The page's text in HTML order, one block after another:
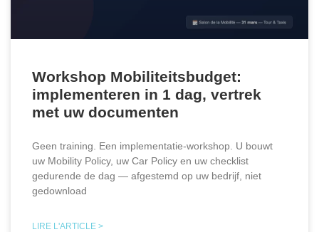
Workshop Mobiliteitsbudget:
implementeren in 1 dag, vertrek
met uw documenten
Geen training. Een implementatie-workshop. U bouwt
uw Mobility Policy, uw Car Policy en uw checklist
gedurende de dag — afgestemd op uw bedrijf, niet
gedownload
LIRE L'ARTICLE >